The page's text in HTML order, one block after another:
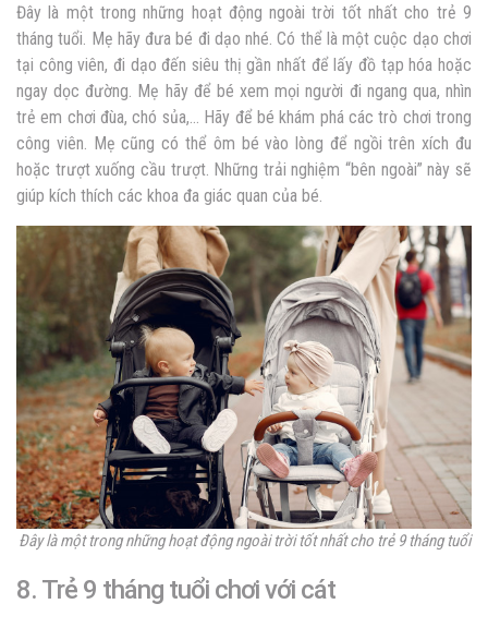
Đây là một trong những hoạt động ngoài trời tốt nhất cho trẻ 9
tháng tuổi. Mẹ hãy đưa bé đi dạo nhé. Có thể là một cuộc dạo chơi
tại công viên, đi dạo đến siêu thị gần nhất để lấy đồ tạp hóa hoặc
ngay dọc đường. Mẹ hãy để bé xem mọi người đi ngang qua, nhìn
trẻ em chơi đùa, chó sủa,… Hãy để bé khám phá các trò chơi trong
công viên. Mẹ cũng có thể ôm bé vào lòng để ngồi trên xích đu
hoặc trượt xuống cầu trượt. Những trải nghiệm “bên ngoài” này sẽ
giúp kích thích các khoa đa giác quan của bé.
Đây là một trong những hoạt động ngoài trời tốt nhất cho trẻ 9 tháng tuổi
8. Trẻ 9 tháng tuổi chơi với cát